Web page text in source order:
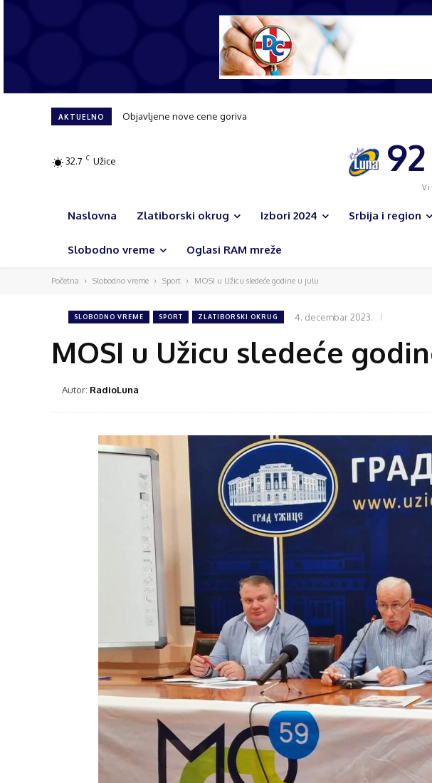
AKTUELNO „Različiti po bojama, jednaki po srcu“: Kreativna inkluzivna radionica na
32.7 C Užice
Naslovna Zlatiborski okrug Izbori 2024 Srbija i region
Slobodno vreme Oglasi RAM mreže
Početna Slobodno vreme Sport MOSI u Užicu sledeće godine u julu
SLOBODNO VREME SPORT ZLATIBORSKI OKRUG 4. decembar 2023.
MOSI u Užicu sledeće
Autor: RadioLuna